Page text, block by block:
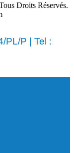
Droits Réservés.
PL/P | Tel :